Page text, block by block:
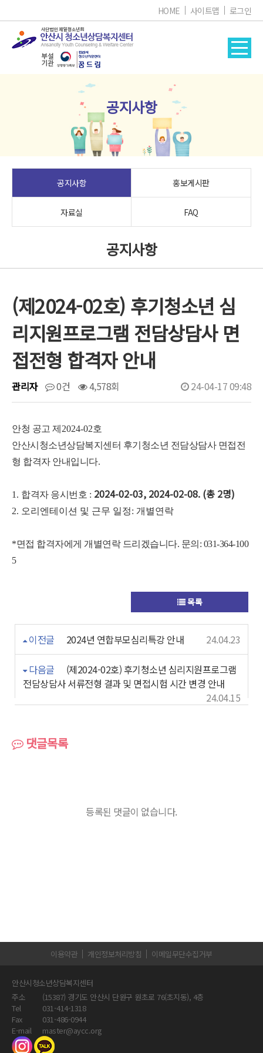
HOME 사이트맵 로그인
공지사항
공지사항 홍보게시판
자료실 FAQ
공지사항
(제2024-02호) 후기청소년 심
리지원프로그램 전담상담사 면
접전형 합격자 안내
관리자 0건 4,578회 24-04-17 09:48
안청 공고 제 2024-02호
안산시청소년상담복지센터 후기청소년 전담상담사 면접전
형 합격자 안내입니다.
1. 합격자 응시번호 : 2024-02-03, 2024-02-08. (총 2명)
2. 오리엔테이션 및 근무 일정: 개별연락
*면접 합격자에게 개별연락 드리겠습니다. 문의: 031-364-100
5
목록
이전글 2024년 연합부모심리특강 안내 24.04.23
다음글
(제2024-02호) 후기청소년 심리지원프로그램
전담상담사 서류전형 결과 및 면접시험 시간 변경 안내
24.04.15
댓글목록
등록된 댓글이 없습니다.
이용약관 개인정보처리방침 이메일무단수집거부
안산시청소년상담복지센터
주소
(15387) 경기도 안산시 단원구 원초로 76(초지동), 4층
Tel
031-414-1318
Fax
031-486-0944
E-mail
master@aycc.org